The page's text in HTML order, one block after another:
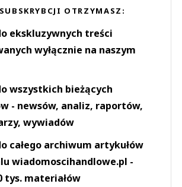
OTRZYMASZ:
ekskluzywnych treści
wyłącznie na naszym
wszystkich bieżących
- newsów, analiz, raportów,
wywiadów
całego archiwum artykułów
wiadomoscihandlowe.pl -
tys. materiałów